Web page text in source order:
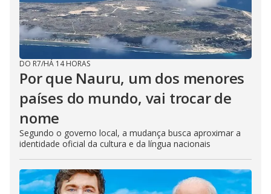
DO R7/HÁ 14 HORAS
Por que Nauru, um dos menores
países do mundo, vai trocar de
nome
Segundo o governo local, a mudança busca aproximar a
identidade oficial da cultura e da língua nacionais